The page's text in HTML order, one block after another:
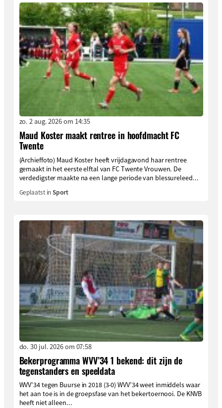
zo. 2 aug. 2026 om 14:35
Maud Koster maakt rentree in hoofdmacht FC
Twente
(Archieffoto) Maud Koster heeft vrijdagavond haar rentree
gemaakt in het eerste elftal van FC Twente Vrouwen. De
verdedigster maakte na een lange periode van blessureleed...
Geplaatst inSport
do. 30 jul. 2026 om 07:58
Bekerprogramma WVV’34 1 bekend: dit zijn de
tegenstanders en speeldata
WVV’34 tegen Buurse in 2018 (3-0) WVV’34 weet inmiddels waar
het aan toe is in de groepsfase van het bekertoernooi. De KNVB
heeft niet alleen...